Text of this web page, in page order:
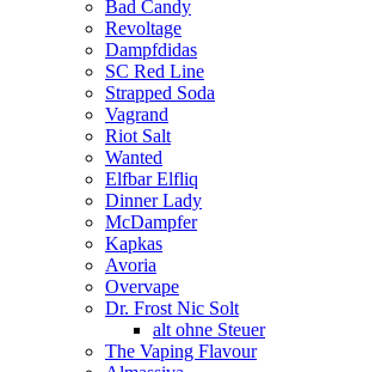
Bad Candy
Revoltage
Dampfdidas
SC Red Line
Strapped Soda
Vagrand
Riot Salt
Wanted
Elfbar Elfliq
Dinner Lady
McDampfer
Kapkas
Avoria
Overvape
Dr. Frost Nic Solt
alt ohne Steuer
The Vaping Flavour